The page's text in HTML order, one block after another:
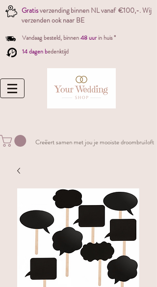
Gratisverzending binnen NL vanaf €100,-. Wij
verzenden ook naar BE
Vandaag besteld, binnen48 uur in huis *
14 dagen bedenktijd
Creëert samen met jou je mooiste droombruiloft